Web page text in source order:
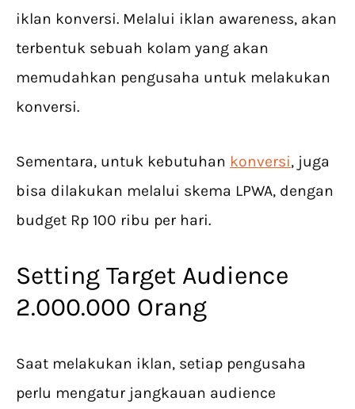
iklan konversi. Melalui iklan awareness, akan
terbentuk sebuah kolam yang akan
memudahkan pengusaha untuk melakukan
konversi.
Sementara, untuk kebutuhan konversi, juga
bisa dilakukan melalui skema LPWA, dengan
budget Rp 100 ribu per hari.
Setting Target Audience
2.000.000 Orang
Saat melakukan iklan, setiap pengusaha
perlu mengatur jangkauan audience